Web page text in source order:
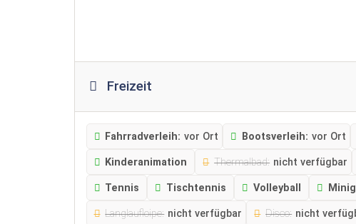
Freizeit
Fahrradverleih: vor Ort Bootsverleih: vor Ort
Kinderanimation Thermalbad: nicht verfügbar
Tennis Tischtennis Volleyball
Langlaufloipe: nicht verfügbar Disco: nicht